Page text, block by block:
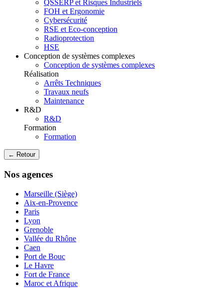
QSSERP et Risques Industriels
FOH et Ergonomie
Cybersécurité
RSE et Eco-conception
Radioprotection
HSE
Conception de systèmes complexes
Conception de systèmes complexes
Réalisation
Arrêts Techniques
Travaux neufs
Maintenance
R&D
R&D
Formation
Formation
← Retour
Nos agences
Marseille (Siège)
Aix-en-Provence
Paris
Lyon
Grenoble
Vallée du Rhône
Caen
Port de Bouc
Le Havre
Fort de France
Maroc et Afrique